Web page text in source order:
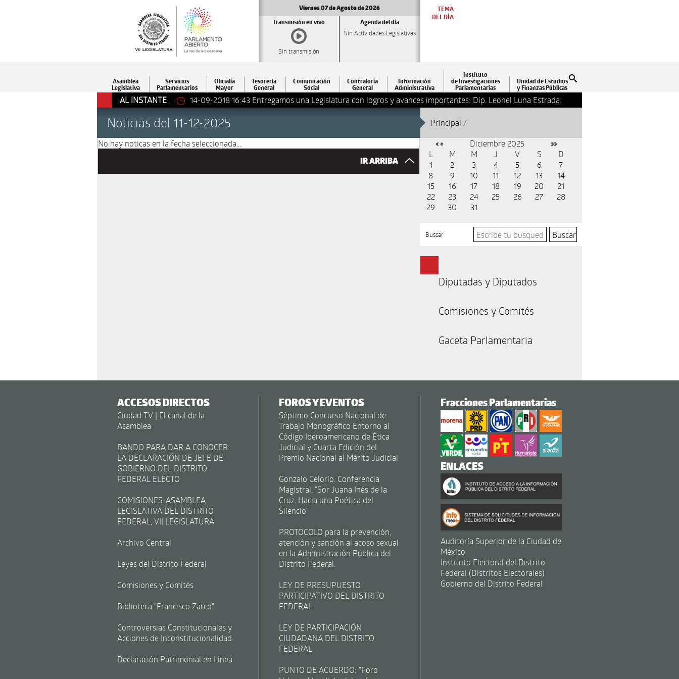
Viernes 07 de Agosto de 2026
Transmisión en vivo
Sin transmisión
Agenda del día
Sin Actividades Legislativas
TEMA
DEL DÍA
Asamblea
Legislativa
Servicios
Parlamentarios
Oficialía
Mayor
Tesorería
General
Comunicación
Social
Contraloría
General
Información
Administrativa
Instituto
de Investigaciones
Parlamentarias
Unidad de Estudios
y Finanzas Públicas
AL INSTANTE 14-09-2018 16:43 Entregamos una Legislatura con logros y avances importantes: Dip. Leonel Luna Estrada.
Noticias del 11-12-2025 Principal /
No hay noticas en la fecha seleccionada...
IR ARRIBA
« « Diciembre 2025 »»
L M M J V S
D
1
2 3 4 5 6
7
8
9 10 11 12 13
14
15
16 17 18 19 20
21
22
23 24 25 26 27
28
29
30 31
Buscar
Diputadas y Diputados
Comisiones y Comités
Gaceta Parlamentaria
ACCESOS DIRECTOS
Ciudad TV | El canal de la
Asamblea
BANDO PARA DAR A CONOCER
LA DECLARACIÓN DE JEFE DE
GOBIERNO DEL DISTRITO
FEDERAL ELECTO
COMISIONES-ASAMBLEA
LEGISLATIVA DEL DISTRITO
FEDERAL, VII LEGISLATURA
Archivo Central
Leyes del Distrito Federal
Comisiones y Comités
Biblioteca "Francisco Zarco"
Controversias Constitucionales y
Acciones de Inconstitucionalidad
Declaración Patrimonial en Línea
FOROS Y EVENTOS
Séptimo Concurso Nacional de
Trabajo Monográfico Entorno al
Código Iberoamericano de Ética
Judicial y Cuarta Edición del
Premio Nacional al Mérito Judicial
Gonzalo Celorio. Conferencia
Magistral. "Sor Juana Inés de la
Cruz. Hacia una Poética del
Silencio"
PROTOCOLO para la prevención,
atención y sanción al acoso sexual
en la Administración Pública del
Distrito Federal.
LEY DE PRESUPUESTO
PARTICIPATIVO DEL DISTRITO
FEDERAL
LEY DE PARTICIPACIÓN
CIUDADANA DEL DISTRITO
FEDERAL
PUNTO DE ACUERDO: "Foro
Fracciones Parlamentarias
ENLACES
Auditoría Superior de la Ciudad de
México
Instituto Electoral del Distrito
Federal (Distritos Electorales)
Gobierno del Distrito Federal